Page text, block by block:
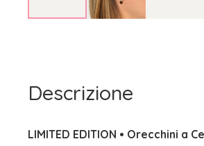
Descrizione
LIMITED EDITION • Orecchini a